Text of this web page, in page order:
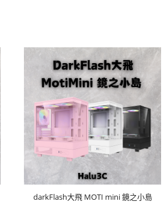
darkFlash大飛 MOTI mini 鏡之小島